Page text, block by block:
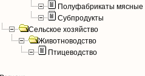
Полуфабрикаты мясные
Субпродукты
Сельское хозяйство
Животноводство
Птицеводство